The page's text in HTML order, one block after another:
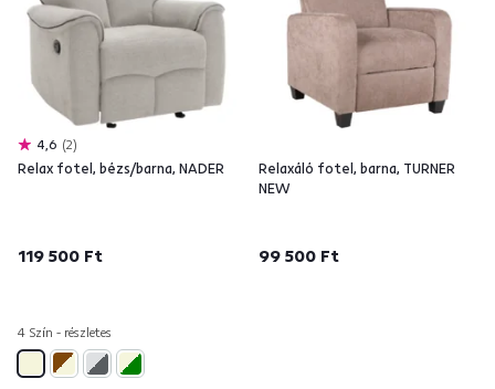
4,6 2
Relax fotel, bézs/barna, NADER
119 500 Ft
4 Szín - részletes
Relaxáló fotel, barna, TURNER
NEW
99 500 Ft